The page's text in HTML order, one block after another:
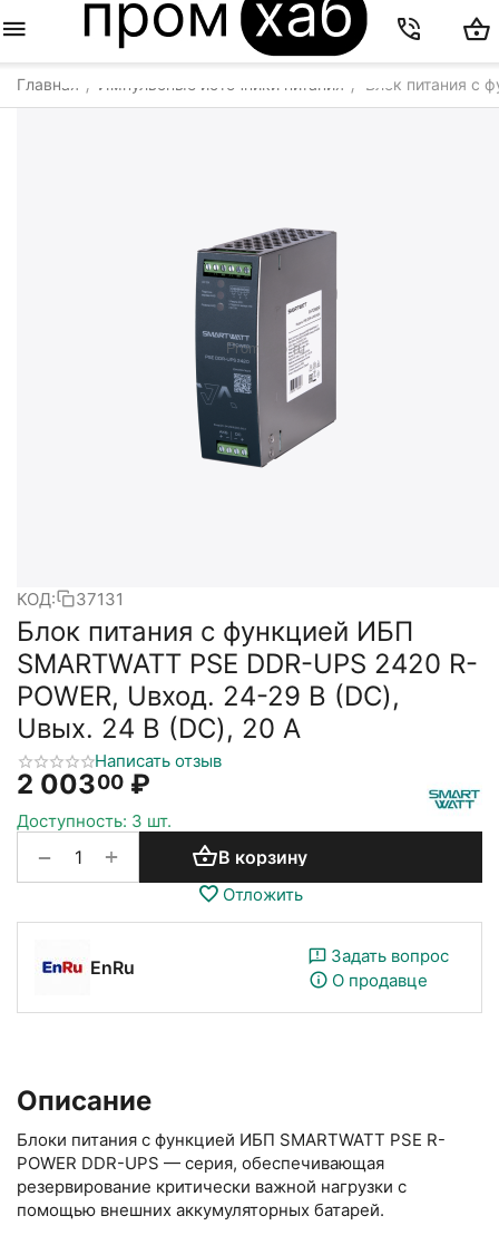
Главная / Импульсные источники питания / Блок питания с
КОД: 37131
Блок питания с функцией ИБП
SMARTWATT PSE DDR-UPS 2420 R-
POWER, Uвход. 24-29 В (DC),
Uвых. 24 В (DC), 20 А
Написать отзыв
2 00300 ₽
Доступность: 3 шт.
+
− В корзину
Отложить
EnRu
Задать вопрос
О продавце
Описание
Блоки питания с функцией ИБП SMARTWATT PSE R-
POWER DDR-UPS — серия, обеспечивающая
резервирование критически важной нагрузки с
помощью внешних аккумуляторных батарей.